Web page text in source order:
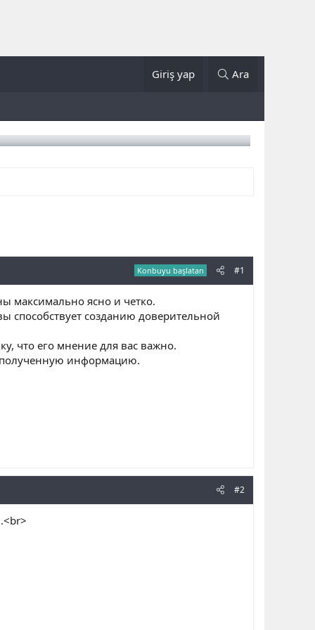
Giriş yap Ara
Konbuyu başlatan #1
максимально ясно и четко.
способствует созданию доверительной
что его мнение для вас важно.
полученную информацию.
#2